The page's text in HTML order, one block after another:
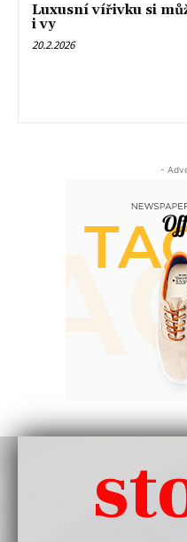
Luxusní vířivku si
i vy
20.2.2026
-